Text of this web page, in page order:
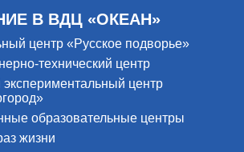
В ВДЦ «ОКЕАН»
центр «Русское подворье»
технический центр
центр
образовательные центры
жизни